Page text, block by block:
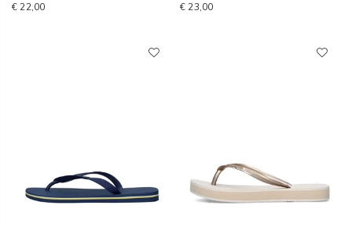
€ 22,00 € 23,00